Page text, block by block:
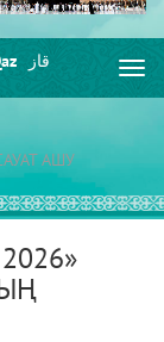
قاز
АШУ